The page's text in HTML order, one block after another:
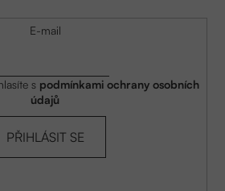
E-mail
s podmínkami ochrany osobních
údajů
PŘIHLÁSIT SE